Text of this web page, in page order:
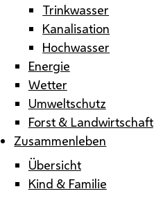
Trinkwasser
Kanalisation
Hochwasser
Energie
Wetter
Umweltschutz
Forst & Landwirtschaft
Zusammenleben
Übersicht
Kind & Familie